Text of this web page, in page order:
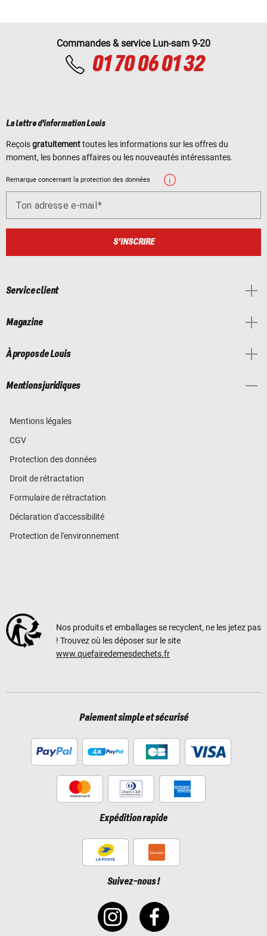
Commandes & service Lun-sam 9-20
01 70 06 01 32
La lettre d'information Louis
Reçoisgratuitementtoutes les informations sur les offres du
moment, les bonnes affaires ou les nouveautés intéressantes.
Remarque concernant la protection des données
Ton adresse e-mail
S'INSCRIRE
Service client
Magazine
À propos de Louis
Mentions juridiques
Mentions légales
CGV
Protection des données
Droit de rétractation
Formulaire de rétractation
Déclaration d'accessibilité
Protection de l'environnement
Nos produits et emballages se recyclent, ne les jetez pas
! Trouvez où les déposer sur le site
www.quefairedemesdechets.fr
Paiement simple et sécurisé
Expédition rapide
Suivez-nous !